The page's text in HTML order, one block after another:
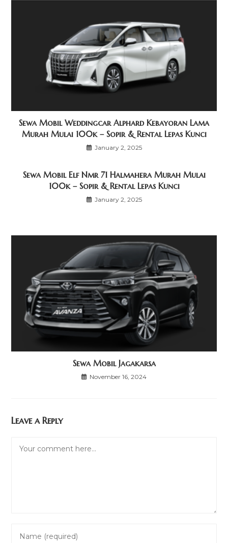
Sewa Mobil Weddingcar Alphard Kebayoran Lama
Murah Mulai 100k – Sopir & Rental Lepas Kunci
January 2, 2025
Sewa Mobil Elf Nmr 71 Halmahera Murah Mulai
100k – Sopir & Rental Lepas Kunci
January 2, 2025
Sewa Mobil Jagakarsa
November 16, 2024
Leave a Reply